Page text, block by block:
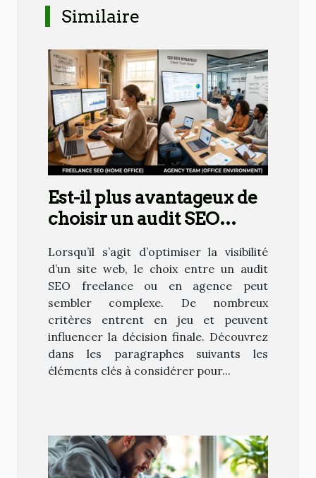
Similaire
Est-il plus avantageux de
choisir un audit SEO
Lorsqu’il s’agit d’optimiser la visibilité
d’un site web, le choix entre un audit
SEO freelance ou en agence peut
sembler complexe. De nombreux
critères entrent en jeu et peuvent
influencer la décision finale. Découvrez
dans les paragraphes suivants les
éléments clés à considérer pour...